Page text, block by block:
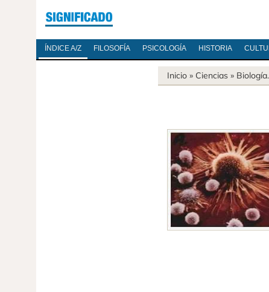
ÍNDICE A/Z FILOSOFÍA PSICOLOGÍA HISTORIA
Inicio » Ciencias » Biología.